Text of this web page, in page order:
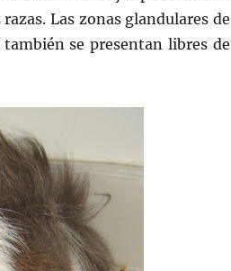
Las zonas glandulares de
se presentan libres de